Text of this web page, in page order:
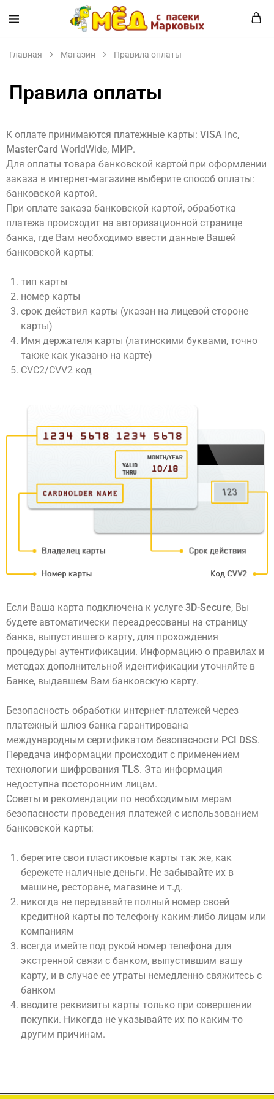
пасеки
продукты
Главная Магазин Правила оплаты
Правила оплаты
К оплате принимаются платежные карты: VISA Inc,
MasterCard WorldWide, МИР.
Для оплаты товара банковской картой при оформлении
заказа в интернет-магазине выберите способ оплаты:
банковской картой.
При оплате заказа банковской картой, обработка
платежа происходит на авторизационной странице
банка, где Вам необходимо ввести данные Вашей
банковской карты:
тип карты
номер карты
срок действия карты (указан на лицевой стороне
карты)
Имя держателя карты (латинскими буквами, точно
также как указано на карте)
CVC2/CVV2 код
Если Ваша карта подключена к услуге 3D-Secure, Вы
будете автоматически переадресованы на страницу
банка, выпустившего карту, для прохождения
процедуры аутентификации. Информацию о правилах и
методах дополнительной идентификации уточняйте в
Банке, выдавшем Вам банковскую карту.
Безопасность обработки интернет-платежей через
платежный шлюз банка гарантирована
международным сертификатом безопасности PCI DSS.
Передача информации происходит с применением
технологии шифрования TLS. Эта информация
недоступна посторонним лицам.
Советы и рекомендации по необходимым мерам
безопасности проведения платежей с использованием
банковской карты:
берегите свои пластиковые карты так же, как
бережете наличные деньги. Не забывайте их в
машине, ресторане, магазине и т.д.
никогда не передавайте полный номер своей
кредитной карты по телефону каким-либо лицам или
компаниям
всегда имейте под рукой номер телефона для
экстренной связи с банком, выпустившим вашу
карту, и в случае ее утраты немедленно свяжитесь с
банком
вводите реквизиты карты только при совершении
покупки. Никогда не указывайте их по каким-то
другим причинам.